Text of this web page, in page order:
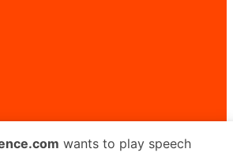
wants to play speech